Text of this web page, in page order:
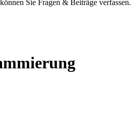
Sie Fragen & Beiträge verfassen.